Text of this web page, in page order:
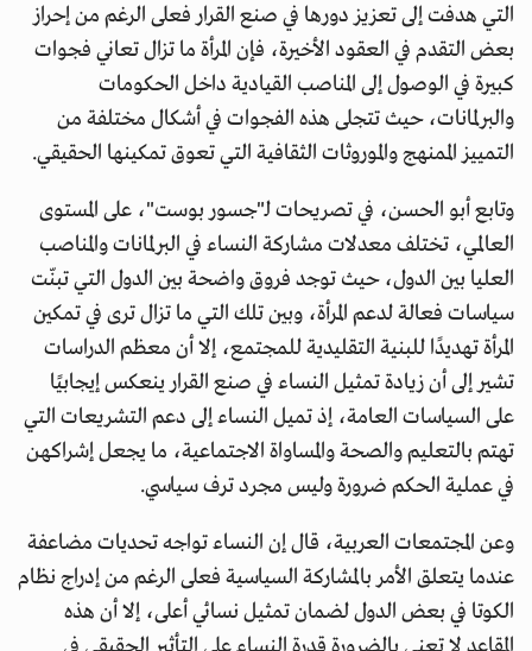
التي هدفت إلى تعزيز دورها في صنع القرار فعلى الرغم من إحراز
بعض التقدم في العقود الأخيرة، فإن المرأة ما تزال تعاني فجوات
كبيرة في الوصول إلى المناصب القيادية داخل الحكومات
والبرلمانات، حيث تتجلى هذه الفجوات في أشكال مختلفة من
التمييز الممنهج والموروثات الثقافية التي تعوق تمكينها الحقيقي.
وتابع أبو الحسن، في تصريحات لـ"جسور بوست"، على المستوى
العالمي، تختلف معدلات مشاركة النساء في البرلمانات والمناصب
العليا بين الدول، حيث توجد فروق واضحة بين الدول التي تبنّت
سياسات فعالة لدعم المرأة، وبين تلك التي ما تزال ترى في تمكين
المرأة تهديدًا للبنية التقليدية للمجتمع، إلا أن معظم الدراسات
تشير إلى أن زيادة تمثيل النساء في صنع القرار ينعكس إيجابيًا
على السياسات العامة، إذ تميل النساء إلى دعم التشريعات التي
تهتم بالتعليم والصحة والمساواة الاجتماعية، ما يجعل إشراكهن
في عملية الحكم ضرورة وليس مجرد ترف سياسي.
وعن المجتمعات العربية، قال إن النساء تواجه تحديات مضاعفة
عندما يتعلق الأمر بالمشاركة السياسية فعلى الرغم من إدراج نظام
الكوتا في بعض الدول لضمان تمثيل نسائي أعلى، إلا أن هذه